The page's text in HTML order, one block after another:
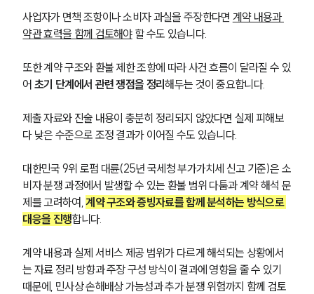
사업자가 면책 조항이나 소비자 과실을 주장한다면 계약 내용과
약관 효력을 함께 검토해야 할 수도 있습니다.
또한 계약 구조와 환불 제한 조항에 따라 사건 흐름이 달라질 수 있
어 초기 단계에서 관련 쟁점을 정리해두는 것이 중요합니다.
제출 자료와 진술 내용이 충분히 정리되지 않았다면 실제 피해보
다 낮은 수준으로 조정 결과가 이어질 수도 있습니다.
대한민국 9위 로펌 대륜(25년 국세청 부가가치세 신고 기준)은 소
비자 분쟁 과정에서 발생할 수 있는 환불 범위 다툼과 계약 해석 문
제를 고려하여, 계약 구조와 증빙자료를 함께 분석하는 방식으로
대응을 진행합니다.
계약 내용과 실제 서비스 제공 범위가 다르게 해석되는 상황에서
는 자료 정리 방향과 주장 구성 방식이 결과에 영향을 줄 수 있기
때문에, 민사상 손해배상 가능성과 추가 분쟁 위험까지 함께 검토